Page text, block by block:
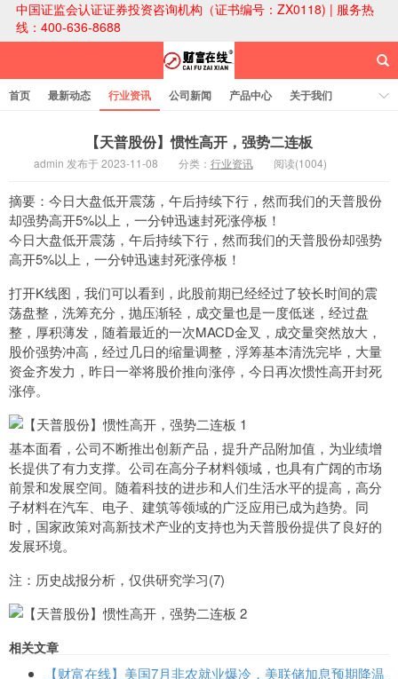
中国证监会认证证券投资咨询机构（证书编号：ZX0118) | 服务热
线：400-636-8688
首页 最新动态 行业资讯 公司新闻 产品中心
关于我们
【天普股份】惯性高开，强势二连板
admin 发布于 2023-11-08 分类： 行业资讯 阅读(1004)
摘要：今日大盘低开震荡，午后持续下行，然而我们的天普股份
却强势高开5%以上，一分钟迅速封死涨停板！
今日大盘低开震荡，午后持续下行，然而我们的天普股份却强势
高开5%以上，一分钟迅速封死涨停板！
打开K线图，我们可以看到，此股前期已经经过了较长时间的震
荡盘整，洗筹充分，抛压渐轻，成交量也是一度低迷，经过盘
整，厚积薄发，随着最近的一次MACD金叉，成交量突然放大，
股价强势冲高，经过几日的缩量调整，浮筹基本清洗完毕，大量
资金齐发力，昨日一举将股价推向涨停，今日再次惯性高开封死
涨停。
基本面看，公司不断推出创新产品，提升产品附加值，为业绩增
长提供了有力支撑。公司在高分子材料领域，也具有广阔的市场
前景和发展空间。随着科技的进步和人们生活水平的提高，高分
子材料在汽车、电子、建筑等领域的广泛应用已成为趋势。同
时，国家政策对高新技术产业的支持也为天普股份提供了良好的
发展环境。
注：历史战报分析，仅供研究学习(7)
相关文章
【财富在线】美国7月非农就业爆冷，美联储加息预期降温